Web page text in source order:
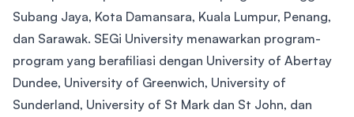
Subang Jaya, Kota Damansara, Kuala Lumpur, Penang,
dan Sarawak. SEGi University menawarkan program-
program yang berafiliasi dengan University of Abertay
Dundee, University of Greenwich, University of
Sunderland, University of St Mark dan St John, dan